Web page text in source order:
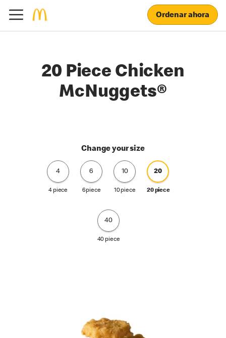
Ordenar ahora
20 Piece Chicken
McNuggets®
Change your size
4
4 piece
6
6 piece
10
10 piece
20
20 piece
40
40 piece